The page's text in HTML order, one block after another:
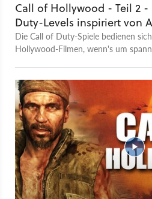
Call of Hollywood - Teil 2
Duty-Levels inspiriert von
Die Call of Duty-Spiele bedienen
Hollywood-Filmen, wenn's um